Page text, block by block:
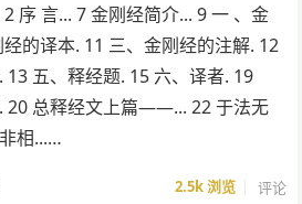
序 言... 7 金刚经简介... 9 一 、金
的译本. 11 三、金刚经的注解. 12
五、释经题. 15 六、译者. 19
20 总释经文上篇——... 22 于法无
相...…
2.5k浏览 评论